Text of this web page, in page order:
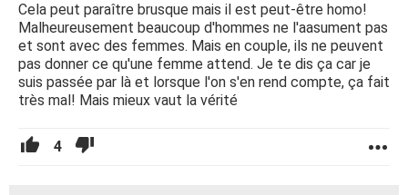
Cela peut paraître brusque mais il est peut-être homo!
Malheureusement beaucoup d'hommes ne l'aasument pas
et sont avec des femmes. Mais en couple, ils ne peuvent
pas donner ce qu'une femme attend. Je te dis ça car je
suis passée par là et lorsque l'on s'en rend compte, ça fait
très mal! Mais mieux vaut la vérité
4